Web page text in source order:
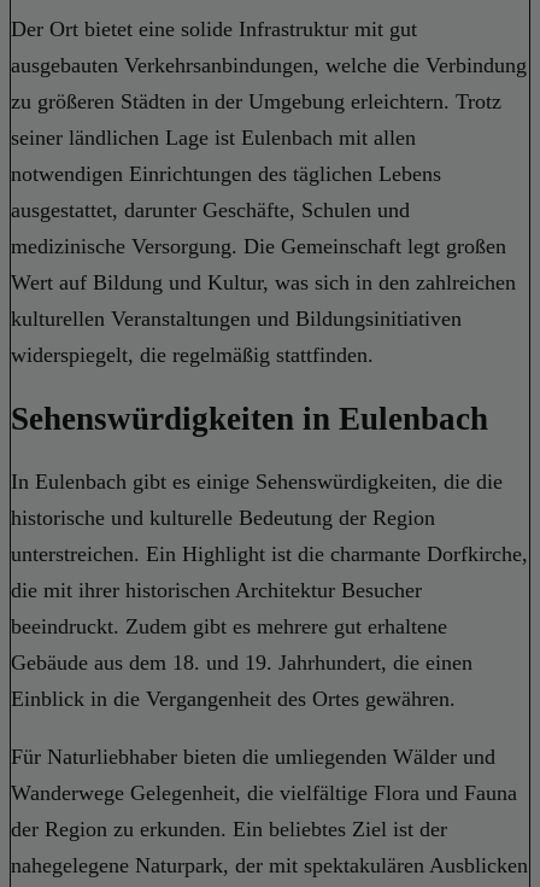
Der Ort bietet eine solide Infrastruktur mit gut
ausgebauten Verkehrsanbindungen, welche die Verbindung
zu größeren Städten in der Umgebung erleichtern. Trotz
seiner ländlichen Lage ist Eulenbach mit allen
notwendigen Einrichtungen des täglichen Lebens
ausgestattet, darunter Geschäfte, Schulen und
medizinische Versorgung. Die Gemeinschaft legt großen
Wert auf Bildung und Kultur, was sich in den zahlreichen
kulturellen Veranstaltungen und Bildungsinitiativen
widerspiegelt, die regelmäßig stattfinden.
Sehenswürdigkeiten in Eulenbach
In Eulenbach gibt es einige Sehenswürdigkeiten, die die
historische und kulturelle Bedeutung der Region
unterstreichen. Ein Highlight ist die charmante Dorfkirche,
die mit ihrer historischen Architektur Besucher
beeindruckt. Zudem gibt es mehrere gut erhaltene
Gebäude aus dem 18. und 19. Jahrhundert, die einen
Einblick in die Vergangenheit des Ortes gewähren.
Für Naturliebhaber bieten die umliegenden Wälder und
Wanderwege Gelegenheit, die vielfältige Flora und Fauna
der Region zu erkunden. Ein beliebtes Ziel ist der
nahegelegene Naturpark, der mit spektakulären Ausblicken